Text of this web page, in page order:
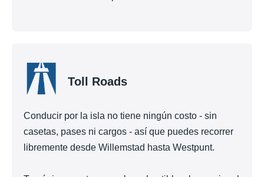
Toll Roads
Conducir por la isla no tiene ningún costo - sin
casetas, pases ni cargos - así que puedes recorrer
libremente desde Willemstad hasta Westpunt.